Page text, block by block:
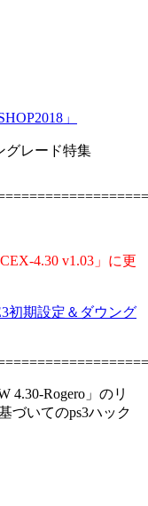
」
グレード特集
4.30 v1.03」に更
初期設定＆ダウング
4.30-Rogero」のリ
づいてのps3ハック